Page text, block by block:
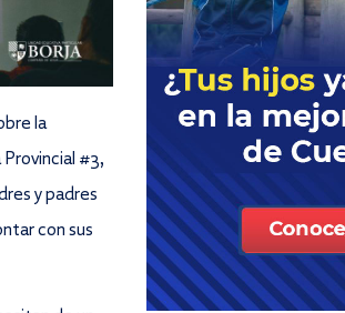
la
#3,
y padres
con sus